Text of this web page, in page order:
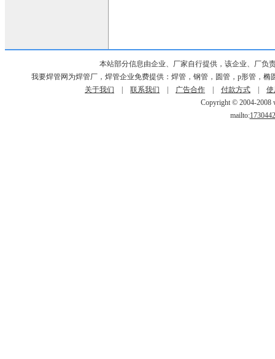
本站部分信息由企业、厂家自行提供，该企业、厂负
我要焊管网为焊管厂，焊管企业免费提供：焊管，钢管，圆管，p形管，
关于我们
联系我们 广告合作 付款方式
Copyright © 2004-2008
mailto: